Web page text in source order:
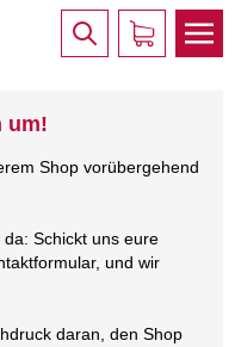
um!
Shop vorübergehend
Schickt uns eure
und wir
daran, den Shop